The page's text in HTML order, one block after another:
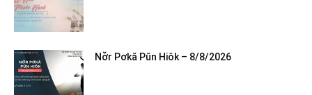
Nơ̆r Pơkă Pŭn Hiôk – 8/8/2026